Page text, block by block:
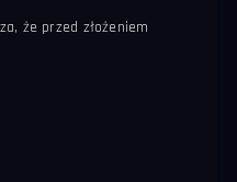
że przed złożeniem